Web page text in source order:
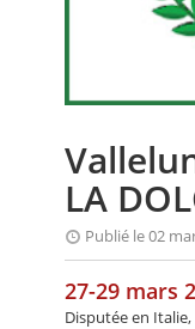
CALENDRIER
ANNUAIRES
PETITES
LA
Publié le 02
27-29 mars
Disputée en